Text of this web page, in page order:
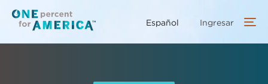
contenido
principal
Español Ingresar